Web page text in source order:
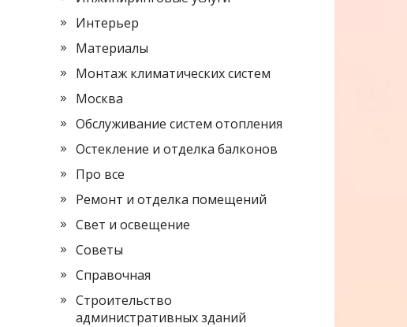
Интерьер
Материалы
Монтаж климатических систем
Москва
Обслуживание систем отопления
Остекление и отделка балконов
Про все
Ремонт и отделка помещений
Свет и освещение
Советы
Справочная
Строительство
административных зданий